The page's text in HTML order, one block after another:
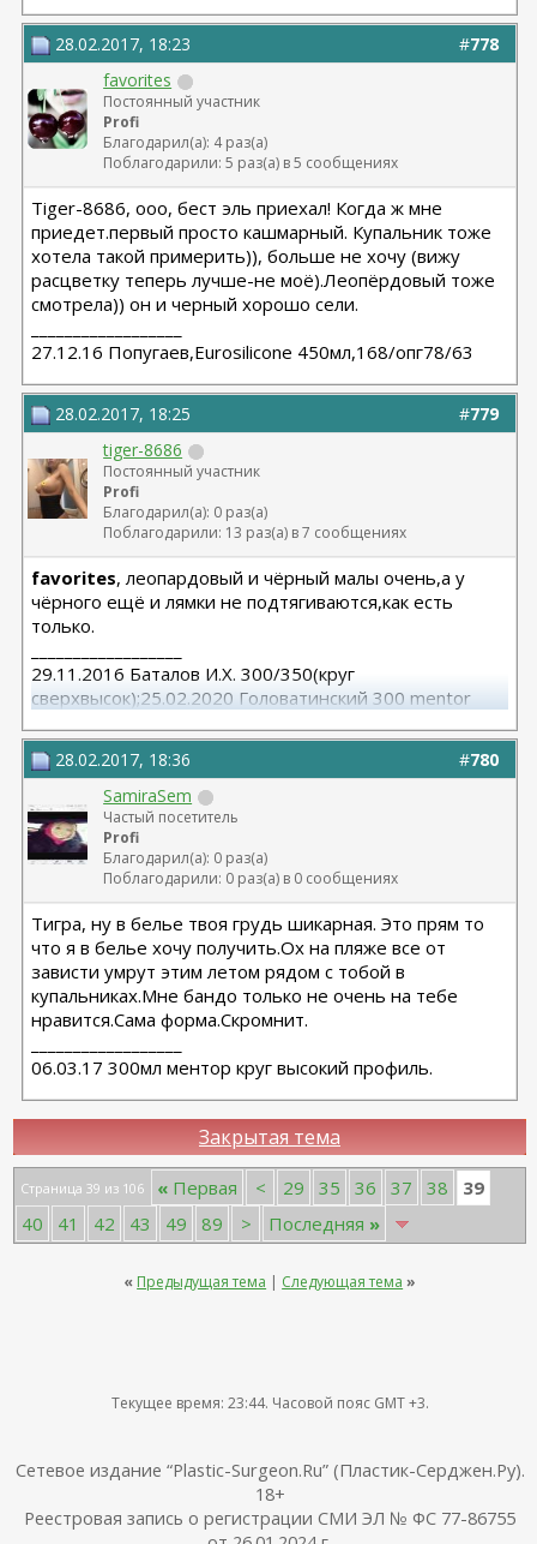
#778
28.02.2017, 18:23
favorites
Постоянный участник
Profi
Благодарил(а): 4 раз(а)
Поблагодарили: 5 раз(а) в 5 сообщениях
Tiger-8686, ооо, бест эль приехал! Когда ж мне
приедет.первый просто кашмарный. Купальник тоже
хотела такой примерить)), больше не хочу (вижу
расцветку теперь лучше-не моё).Леопёрдовый тоже
смотрела)) он и черный хорошо сели.
27.12.16 Попугаев,Eurosilicone 450мл,168/опг78/63
#779
28.02.2017, 18:25
tiger-8686
Постоянный участник
Profi
Благодарил(а): 0 раз(а)
Поблагодарили: 13 раз(а) в 7 сообщениях
favorites, леопардовый и чёрный малы очень,а у
чёрного ещё и лямки не подтягиваются,как есть
только.
29.11.2016 Баталов И.Х. 300/350(круг
сверхвысок);25.02.2020 Головатинский 300 mentor
#780
28.02.2017, 18:36
SamiraSem
Частый посетитель
Profi
Благодарил(а): 0 раз(а)
Поблагодарили: 0 раз(а) в 0 сообщениях
Тигра, ну в белье твоя грудь шикарная. Это прям то
что я в белье хочу получить.Ох на пляже все от
зависти умрут этим летом рядом с тобой в
купальниках.Мне бандо только не очень на тебе
нравится.Сама форма.Скромнит.
06.03.17 300мл ментор круг высокий профиль.
Закрытая тема
Страница 39 из 106 « Первая < 29 35 36 37 38
39
40
41 42 43 49 89 > Последняя »
« Предыдущая тема | Следующая тема »
Текущее время: 23:44. Часовой пояс GMT +3.
Сетевое издание “Plastic-Surgeon.Ru” (Пластик-Серджен.Ру).
18+
Реестровая запись о регистрации СМИ ЭЛ № ФС 77-86755